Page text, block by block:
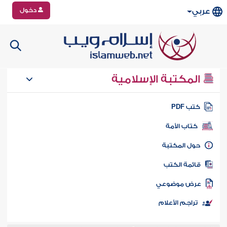
عربي دخول
المكتبة الإسلامية
كتب PDF
كتاب الأمة
المكتبة
الكتب
موضوعي